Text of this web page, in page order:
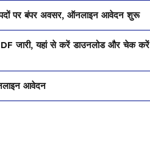
पर बंपर अवसर, ऑनलाइन आवेदन शुरू
यहां से करें डाउनलोड और चेक करें
आवेदन